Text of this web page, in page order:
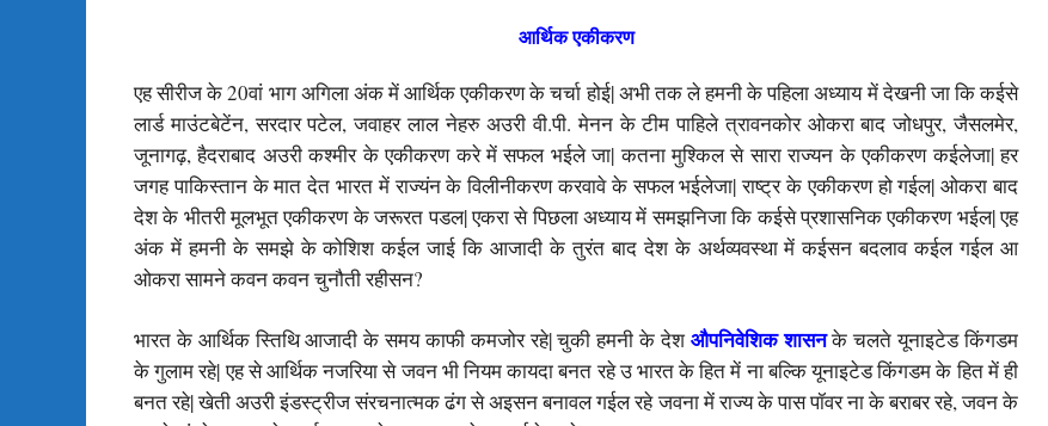
आर्थिक एकीकरण
एह सीरीज के 20वां भाग अगिला अंक में आर्थिक एकीकरण के चर्चा होई| अभी तक ले हमनी के पहिला अध्याय में देखनी जा कि कईसे
लार्ड माउंटबेटेंन, सरदार पटेल, जवाहर लाल नेहरु अउरी वी.पी. मेनन के टीम पाहिले त्रावनकोर ओकरा बाद जोधपुर, जैसलमेर,
जूनागढ़, हैदराबाद अउरी कश्मीर के एकीकरण करे में सफल भईले जा| कतना मुश्किल से सारा राज्यन के एकीकरण कईलेजा| हर
जगह पाकिस्तान के मात देत भारत में राज्यंन के विलीनीकरण करवावे के सफल भईलेजा| राष्ट्र के एकीकरण हो गईल| ओकरा बाद
देश के भीतरी मूलभूत एकीकरण के जरूरत पडल| एकरा से पिछला अध्याय में समझनिजा कि कईसे प्रशासनिक एकीकरण भईल| एह
अंक में हमनी के समझे के कोशिश कईल जाई कि आजादी के तुरंत बाद देश के अर्थव्यवस्था में कईसन बदलाव कईल गईल आ
ओकरा सामने कवन कवन चुनौती रहीसन?
भारत के आर्थिक स्तिथि आजादी के समय काफी कमजोर रहे| चुकी हमनी के देशऔपनिवेशिक शासनके चलते यूनाइटेड किंगडम
के गुलाम रहे| एह से आर्थिक नजरिया से जवन भी नियम कायदा बनत रहे उ भारत के हित में ना बल्कि यूनाइटेड किंगडम के हित में ही
बनत रहे| खेती अउरी इंडस्ट्रीज संरचनात्मक ढंग से अइसन बनावल गईल रहे जवना में राज्य के पास पॉवर ना के बराबर रहे, जवन के